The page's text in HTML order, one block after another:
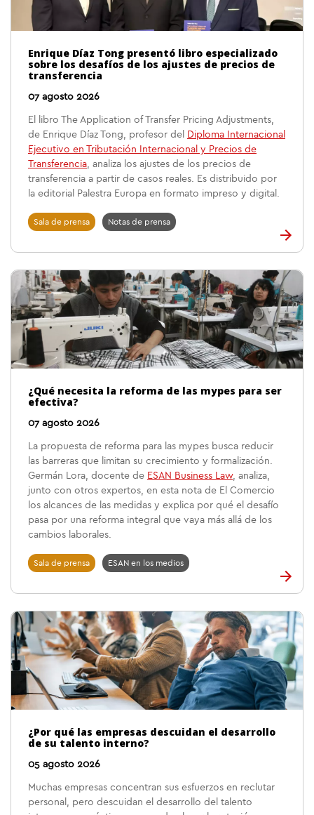
Enrique Díaz Tong presentó libro especializado
sobre los desafíos de los ajustes de precios de
transferencia
07 agosto 2026
El libro The Application of Transfer Pricing Adjustments,
de Enrique Díaz Tong, profesor del
Diploma Internacional
Ejecutivo en Tributación Internacional y Precios de
Transferencia, analiza los ajustes de los precios de
transferencia a partir de casos reales. Es distribuido por
la editorial Palestra Europa en formato impreso y digital.
Sala de prensa Notas de prensa
¿Qué necesita la reforma de las mypes para ser
efectiva?
07 agosto 2026
La propuesta de reforma para las mypes busca reducir
las barreras que limitan su crecimiento y formalización.
Germán Lora, docente de ESAN Business Law, analiza,
junto con otros expertos, en esta nota de El Comercio
los alcances de las medidas y explica por qué el desafío
pasa por una reforma integral que vaya más allá de los
cambios laborales.
Sala de prensa ESAN en los medios
¿Por qué las empresas descuidan el desarrollo
de su talento interno?
05 agosto 2026
Muchas empresas concentran sus esfuerzos en reclutar
personal, pero descuidan el desarrollo del talento